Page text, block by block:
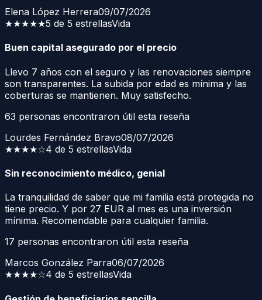
Elena López Herrera09/07/2026
★★★★★5 de 5 estrellasVida
Buen capital asegurado por el precio
Llevo 7 años con el seguro y las renovaciones siempre
son transparentes. La subida por edad es mínima y las
coberturas se mantienen. Muy satisfecho.
63 personas encontraron útil esta reseña
Lourdes Fernández Bravo08/07/2026
★★★★☆4 de 5 estrellasVida
Sin reconocimiento médico, genial
La tranquilidad de saber que mi familia está protegida no
tiene precio. Y por 27 EUR al mes es una inversión
mínima. Recomendable para cualquier familia.
17 personas encontraron útil esta reseña
Marcos González Parra06/07/2026
★★★★☆4 de 5 estrellasVida